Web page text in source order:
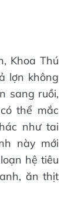
Khoa Thú
lợn không
sang ruồi,
thể mắc
như tai
này mới
hệ tiêu
ăn thịt